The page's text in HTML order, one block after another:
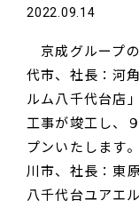
2022.09.14
京成グループ
代市、社長：河
ルム八千代台店
工事が竣工し、
プンいたします
川市、社長：東
八千代台ユアエ